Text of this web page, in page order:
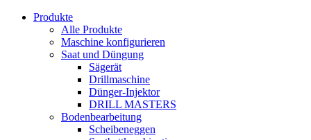
Produkte
Alle Produkte
Maschine konfigurieren
Saat und Düngung
Sägerät
Drillmaschine
Dünger-Injektor
DRILL MASTERS
Bodenbearbeitung
Scheibeneggen